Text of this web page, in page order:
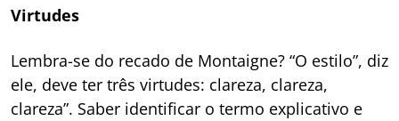
Virtudes
Lembra-se do recado de Montaigne? “O estilo”, diz
ele, deve ter três virtudes: clareza, clareza,
clareza”. Saber identificar o termo explicativo e